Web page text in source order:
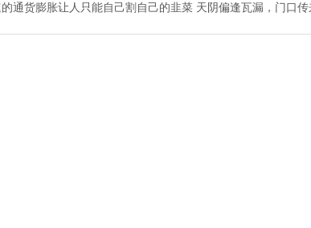
通货膨胀让人只能自己割自己的韭菜 天阴偏逢瓦漏，门口